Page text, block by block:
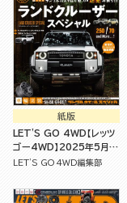
紙版
LET'S GO 4WD【レッツ
ゴー4WD】2025年5月号
[雑誌]
LET'S GO 4WD編集部